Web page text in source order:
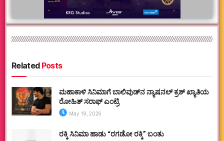
RelatedPosts
ಮಹಾಕಾಳಿ ಸಿನಿಮಾಗೆ ಬಾಲಿವುಡ್‌ನ ನ್ಯಾಷನಲ್ ಕ್ರಶ್ ಖ್ಯಾತಿಯ
ರೋಹಿತ್ ಸರಾಫ್ ಎಂಟ್ರಿ
May 19, 2026
ರಕ್ಕಿ ಸಿನಿಮಾ ಹಾಡು “ರಗಡೋ ರಕ್ಕಿ” ಬಂತು